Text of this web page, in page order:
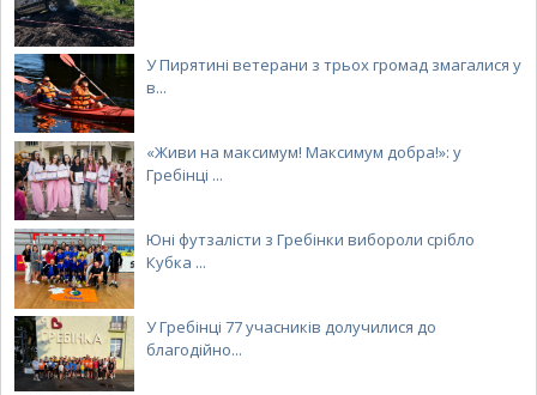
У Пирятині ветерани з трьох громад змагалися у
в...
«Живи на максимум! Максимум добра!»: у
Гребінці ...
Юні футзалісти з Гребінки вибороли срібло
Кубка ...
У Гребінці 77 учасників долучилися до
благодійно...